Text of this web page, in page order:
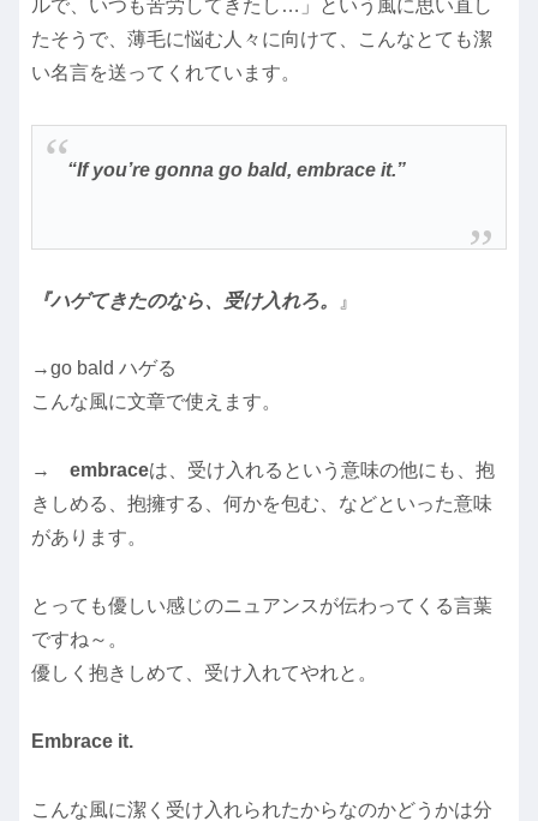
ルで、いつも苦労してきたし…」という風に思い直し
たそうで、薄毛に悩む人々に向けて、こんなとても潔
い名言を送ってくれています。
“If you’re gonna go bald, embrace it.”
『ハゲてきたのなら、受け入れろ。 』
→go bald ハゲる
こんな風に文章で使えます。
→ embraceは、受け入れるという意味の他にも、抱
きしめる、抱擁する、何かを包む、などといった意味
があります。
とっても優しい感じのニュアンスが伝わってくる言葉
ですね～。
優しく抱きしめて、受け入れてやれと。
Embrace it.
こんな風に潔く受け入れられたからなのかどうかは分